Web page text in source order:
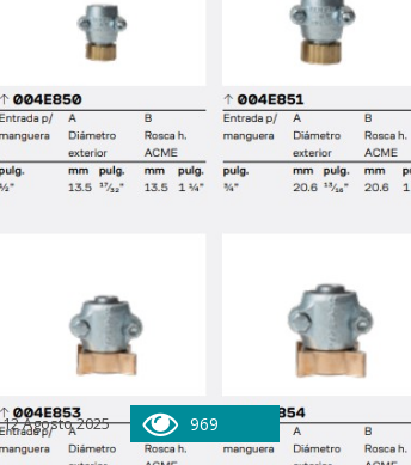
12 Agosto 2025 969